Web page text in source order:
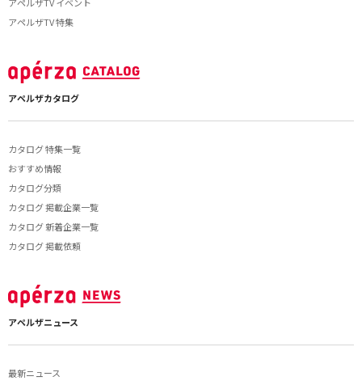
アペルザTV 特集
アペルザカタログ
カタログ 特集一覧
おすすめ情報
カタログ分類
カタログ 掲載企業一覧
カタログ 新着企業一覧
カタログ 掲載依頼
アペルザニュース
最新ニュース